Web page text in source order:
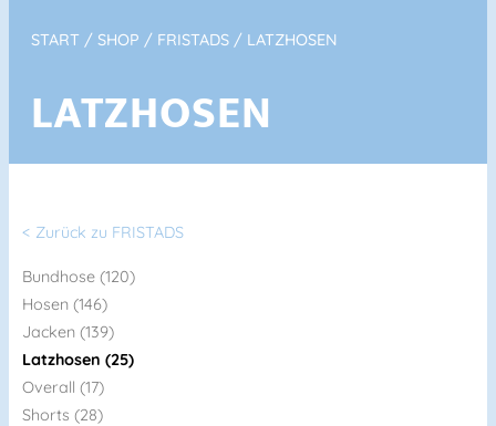
START / SHOP / FRISTADS / LATZHOSEN
LATZHOSEN
< Zurück zu FRISTADS
Bundhose (120)
Hosen (146)
Jacken (139)
Latzhosen (25)
Overall (17)
Shorts (28)